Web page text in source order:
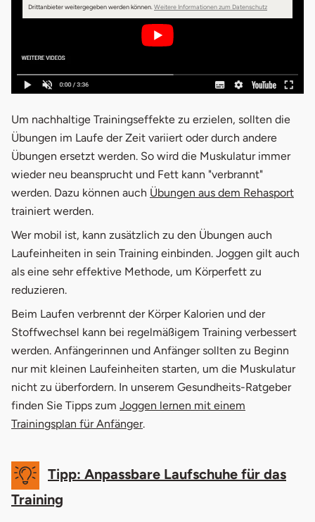
Drittanbieter weitergegeben werden können. Weitere Informationen zum Datenschutzöffnet in neuem
Um nachhaltige Trainingseffekte zu erzielen, sollten die
Übungen im Laufe der Zeit variiert oder durch andere
Übungen ersetzt werden. So wird die Muskulatur immer
wieder neu beansprucht und Fett kann "verbrannt"
werden. Dazu können auch Übungen aus dem Rehasport
trainiert werden.
Wer mobil ist, kann zusätzlich zu den Übungen auch
Laufeinheiten in sein Training einbinden. Joggen gilt auch
als eine sehr effektive Methode, um Körperfett zu
reduzieren.
Beim Laufen verbrennt der Körper Kalorien und der
Stoffwechsel kann bei regelmäßigem Training verbessert
werden. Anfängerinnen und Anfänger sollten zu Beginn
nur mit kleinen Laufeinheiten starten, um die Muskulatur
nicht zu überfordern. In unserem Gesundheits-Ratgeber
finden Sie Tipps zum Joggen lernen mit einem
Trainingsplan für Anfänger.
Tipp: Anpassbare Laufschuhe für das
Training